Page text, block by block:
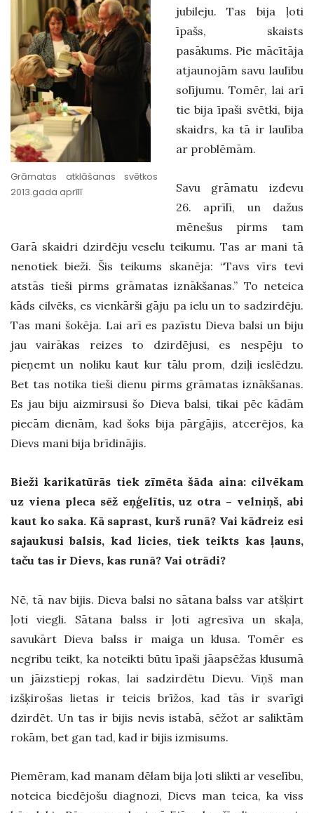
Grāmatas atklāšanas svētkos
2013.gada aprīlī
jubileju. Tas bija ļoti
īpašs, skaists
pasākums. Pie mācītāja
atjaunojām savu laulību
solījumu. Tomēr, lai arī
tie bija īpaši svētki, bija
skaidrs, ka tā ir laulība
ar problēmām.
Savu grāmatu izdevu
26. aprīlī, un dažus
mēnešus pirms tam
Garā skaidri dzirdēju veselu teikumu. Tas ar mani tā
nenotiek bieži. Šis teikums skanēja: “Tavs vīrs tevi
atstās tieši pirms grāmatas iznākšanas.” To neteica
kāds cilvēks, es vienkārši gāju pa ielu un to sadzirdēju.
Tas mani šokēja. Lai arī es pazīstu Dieva balsi un biju
jau vairākas reizes to dzirdējusi, es nespēju to
pieņemt un noliku kaut kur tālu prom, dziļi ieslēdzu.
Bet tas notika tieši dienu pirms grāmatas iznākšanas.
Es jau biju aizmirsusi šo Dieva balsi, tikai pēc kādām
piecām dienām, kad šoks bija pārgājis, atcerējos, ka
Dievs mani bija brīdinājis.
Bieži karikatūrās tiek zīmēta šāda aina: cilvēkam
uz viena pleca sēž eņģelītis, uz otra – velniņš, abi
kaut ko saka. Kā saprast, kurš runā? Vai kādreiz esi
sajaukusi balsis, kad licies, tiek teikts kas ļauns,
taču tas ir Dievs, kas runā? Vai otrādi?
Nē, tā nav bijis. Dieva balsi no sātana balss var atšķirt
ļoti viegli. Sātana balss ir ļoti agresīva un skaļa,
savukārt Dieva balss ir maiga un klusa. Tomēr es
negribu teikt, ka noteikti būtu īpaši jāapsēžas klusumā
un jāizstiepj rokas, lai sadzirdētu Dievu. Viņš man
izšķirošas lietas ir teicis brīžos, kad tās ir svarīgi
dzirdēt. Un tas ir bijis nevis istabā, sēžot ar saliktām
rokām, bet gan tad, kad ir bijis izmisums.
Piemēram, kad manam dēlam bija ļoti slikti ar veselību,
noteica biedējošu diagnozi, Dievs man teica, ka viss